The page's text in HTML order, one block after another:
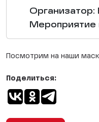
Организатор:
Мероприятие
Посмотрим на наши
Поделиться: